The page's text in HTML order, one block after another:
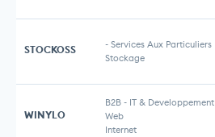
STOCKOSS - Services Aux Particuliers
Stockage
WINYLO
B2B - IT & Developpement
Web
Internet